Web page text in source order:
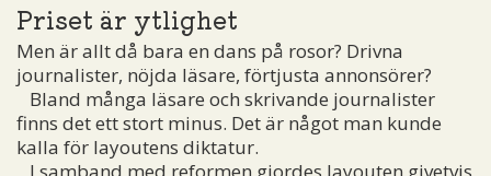
Priset är ytlighet
Men är allt då bara en dans på rosor? Drivna
journalister, nöjda läsare, förtjusta annonsörer?
Bland många läsare och skrivande journalister
finns det ett stort minus. Det är något man kunde
kalla för layoutens diktatur.
I samband med reformen gjordes layouten givetvis